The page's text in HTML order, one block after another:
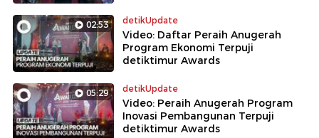
02:53 detikUpdate
Video: Daftar Peraih Anugerah
Program Ekonomi Terpuji
detiktimur Awards
05:29 detikUpdate
Video: Peraih Anugerah Program
Inovasi Pembangunan Terpuji
detiktimur Awards